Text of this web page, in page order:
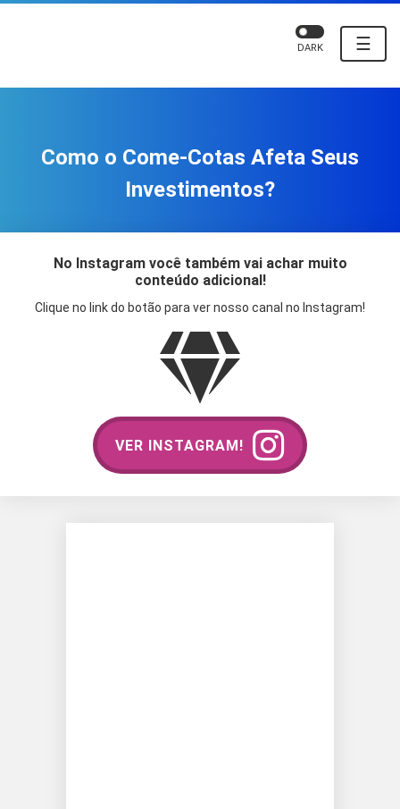
☰
DARK
Como o Come-Cotas Afeta Seus
Investimentos?
No Instagram você também vai achar muito
conteúdo adicional!
Clique no link do botão para ver nosso canal no Instagram!
VER INSTAGRAM!